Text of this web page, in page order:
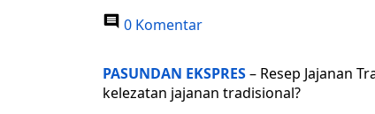
0 Komentar
PASUNDAN EKSPRES– Resep Jajanan
kelezatan jajanan tradisional?